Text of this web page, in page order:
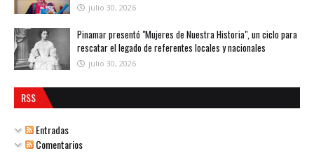
julio 30, 2026
Pinamar presentó "Mujeres de Nuestra Historia", un ciclo para
rescatar el legado de referentes locales y nacionales
julio 30, 2026
RSS
Entradas
Comentarios